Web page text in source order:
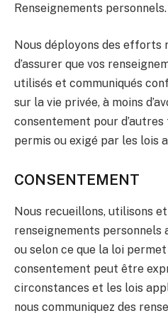
Renseignements personnels.
Nous déployons des efforts
d’assurer que vos
utilisés et communiqués
sur la vie privée, à moins
consentement pour d’autres
permis ou exigé par les lois
CONSENTEMENT
Nous recueillons, utilisons
renseignements personnels
ou selon ce que la loi
consentement peut être
circonstances et les lois
nous communiquez des